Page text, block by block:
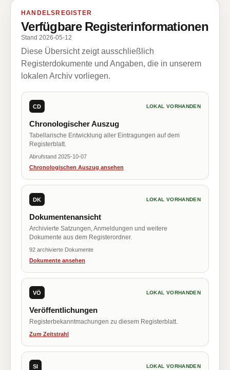
HANDELSREGISTER
Verfügbare Registerinformationen
Stand 2026-05-12
Diese Übersicht zeigt ausschließlich
Registerdokumente und Angaben, die in unserem
lokalen Archiv vorliegen.
CD LOKAL VORHANDEN
Chronologischer Auszug
Tabellarische Entwicklung aller Eintragungen auf dem
Registerblatt.
Abrufstand 2025-10-07
Chronologischen Auszug ansehen
DK LOKAL VORHANDEN
Dokumentenansicht
Archivierte Satzungen, Anmeldungen und weitere
Dokumente aus dem Registerordner.
92 archivierte Dokumente
Dokumente ansehen
VÖ LOKAL VORHANDEN
Veröffentlichungen
Registerbekanntmachungen zu diesem Registerblatt.
Zum Zeitstrahl
SI LOKAL VORHANDEN